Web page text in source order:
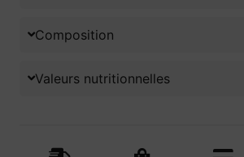
Composition
Valeurs nutritionnelles